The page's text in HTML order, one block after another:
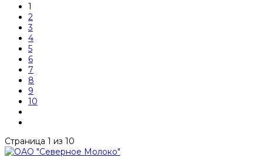
1
2
3
4
5
6
7
8
9
10
Страница 1 из 10